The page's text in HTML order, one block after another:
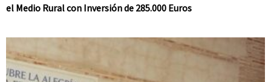
el Medio Rural con Inversión de 285.000 Euros